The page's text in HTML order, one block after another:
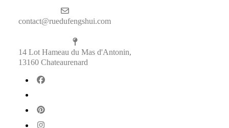
contact@ruedufengshui.com
14 Lot Hameau du Mas d'Antonin,
13160 Chateaurenard